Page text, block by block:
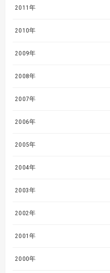
2011年
2010年
2009年
2008年
2007年
2006年
2005年
2004年
2003年
2002年
2001年
2000年